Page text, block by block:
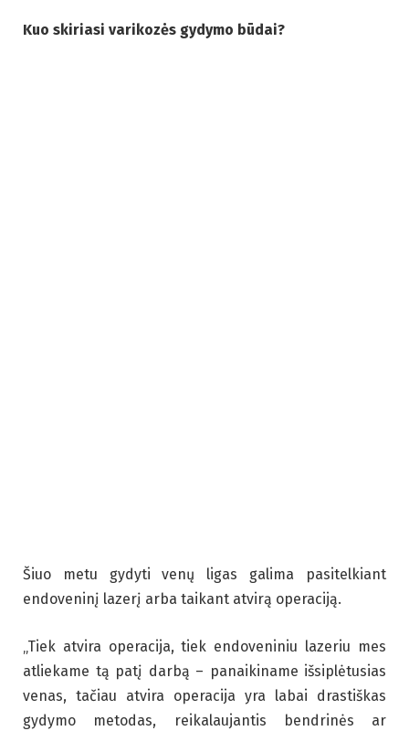
Kuo skiriasi varikozės gydymo būdai?
Šiuo metu gydyti venų ligas galima pasitelkiant
endoveninį lazerį arba taikant atvirą operaciją.
„Tiek atvira operacija, tiek endoveniniu lazeriu mes
atliekame tą patį darbą – panaikiname išsiplėtusias
venas, tačiau atvira operacija yra labai drastiškas
gydymo metodas, reikalaujantis bendrinės ar